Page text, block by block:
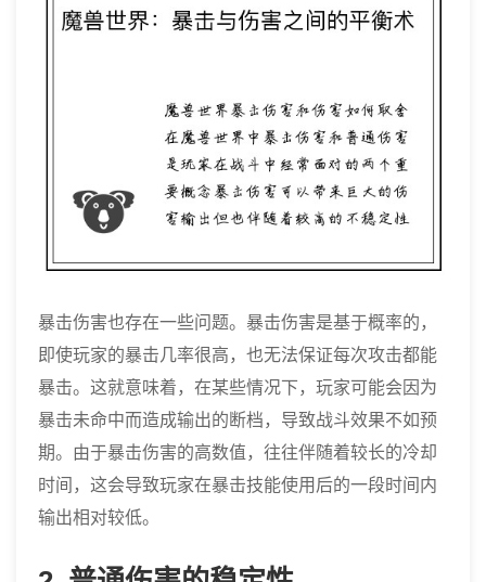
暴击伤害也存在一些问题。暴击伤害是基于概率的，
即使玩家的暴击几率很高，也无法保证每次攻击都能
暴击。这就意味着，在某些情况下，玩家可能会因为
暴击未命中而造成输出的断档，导致战斗效果不如预
期。由于暴击伤害的高数值，往往伴随着较长的冷却
时间，这会导致玩家在暴击技能使用后的一段时间内
输出相对较低。